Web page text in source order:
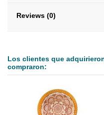
Reviews (0)
Los clientes que
compraron: